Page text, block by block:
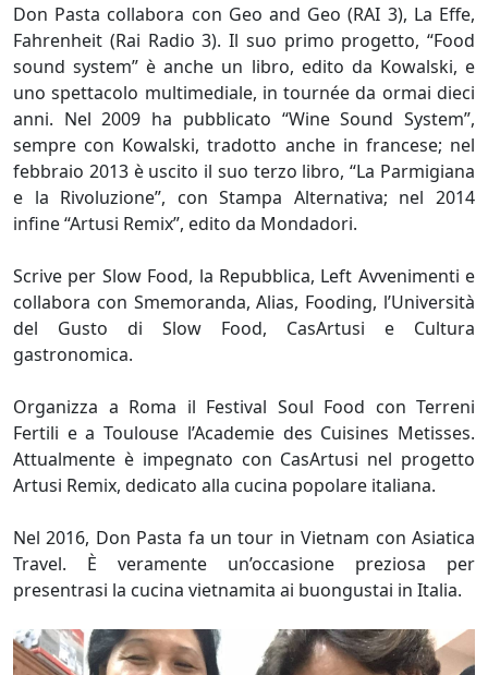
Don Pasta collabora con Geo and Geo (RAI 3), La Effe,
Fahrenheit (Rai Radio 3). Il suo primo progetto, “Food
sound system” è anche un libro, edito da Kowalski, e
uno spettacolo multimediale, in tournée da ormai dieci
anni. Nel 2009 ha pubblicato “Wine Sound System”,
sempre con Kowalski, tradotto anche in francese; nel
febbraio 2013 è uscito il suo terzo libro, “La Parmigiana
e la Rivoluzione”, con Stampa Alternativa; nel 2014
infine “Artusi Remix”, edito da Mondadori.
Scrive per Slow Food, la Repubblica, Left Avvenimenti e
collabora con Smemoranda, Alias, Fooding, l’Università
del Gusto di Slow Food, CasArtusi e Cultura
gastronomica.
Organizza a Roma il Festival Soul Food con Terreni
Fertili e a Toulouse l’Academie des Cuisines Metisses.
Attualmente è impegnato con CasArtusi nel progetto
Artusi Remix, dedicato alla cucina popolare italiana.
Nel 2016, Don Pasta fa un tour in Vietnam con Asiatica
Travel. È veramente un’occasione preziosa per
presentrasi la cucina vietnamita ai buongustai in Italia.